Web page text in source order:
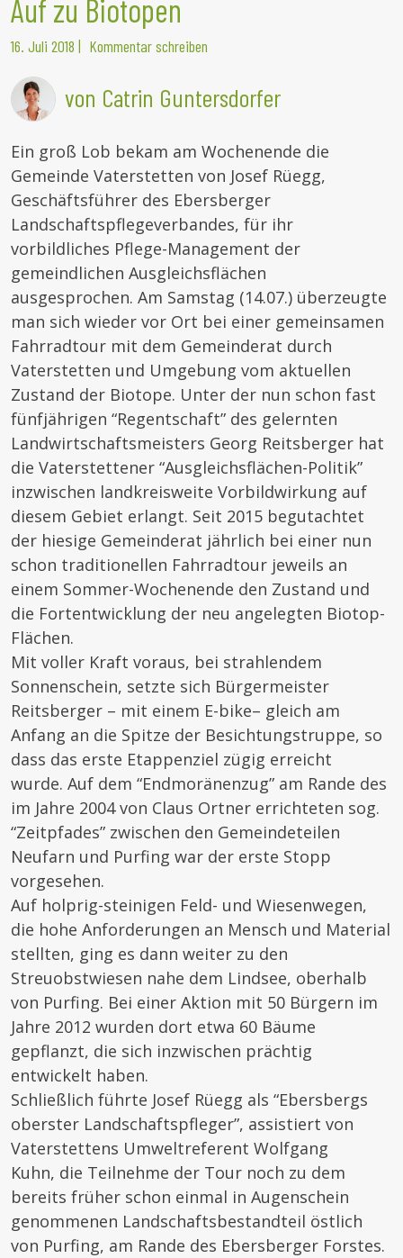
Auf zu Biotopen
16. Juli 2018 | Kommentar schreiben
von Catrin Guntersdorfer
Ein groß Lob bekam am Wochenende die
Gemeinde Vaterstetten von Josef Rüegg,
Geschäftsführer des Ebersberger
Landschaftspflegeverbandes, für ihr
vorbildliches Pflege-Management der
gemeindlichen Ausgleichsflächen
ausgesprochen. Am Samstag (14.07.) überzeugte
man sich wieder vor Ort bei einer gemeinsamen
Fahrradtour mit dem Gemeinderat durch
Vaterstetten und Umgebung vom aktuellen
Zustand der Biotope. Unter der nun schon fast
fünfjährigen “Regentschaft” des gelernten
Landwirtschaftsmeisters Georg Reitsberger hat
die Vaterstettener “Ausgleichsflächen-Politik”
inzwischen landkreisweite Vorbildwirkung auf
diesem Gebiet erlangt. Seit 2015 begutachtet
der hiesige Gemeinderat jährlich bei einer nun
schon traditionellen Fahrradtour jeweils an
einem Sommer-Wochenende den Zustand und
die Fortentwicklung der neu angelegten Biotop-
Flächen.
Mit voller Kraft voraus, bei strahlendem
Sonnenschein, setzte sich Bürgermeister
Reitsberger – mit einem E-bike– gleich am
Anfang an die Spitze der Besichtungstruppe, so
dass das erste Etappenziel zügig erreicht
wurde. Auf dem “Endmoränenzug” am Rande des
im Jahre 2004 von Claus Ortner errichteten sog.
“Zeitpfades” zwischen den Gemeindeteilen
Neufarn und Purfing war der erste Stopp
vorgesehen.
Auf holprig-steinigen Feld- und Wiesenwegen,
die hohe Anforderungen an Mensch und Material
stellten, ging es dann weiter zu den
Streuobstwiesen nahe dem Lindsee, oberhalb
von Purfing. Bei einer Aktion mit 50 Bürgern im
Jahre 2012 wurden dort etwa 60 Bäume
gepflanzt, die sich inzwischen prächtig
entwickelt haben.
Schließlich führte Josef Rüegg als “Ebersbergs
oberster Landschaftspfleger”, assistiert von
Vaterstettens Umweltreferent Wolfgang
Kuhn, die Teilnehme der Tour noch zu dem
bereits früher schon einmal in Augenschein
genommenen Landschaftsbestandteil östlich
von Purfing, am Rande des Ebersberger Forstes.